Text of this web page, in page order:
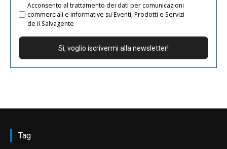
Acconsento al trattamento dei dati per comunicazioni
commerciali e informative su Eventi, Prodotti e Servizi
de il Salvagente
Tag